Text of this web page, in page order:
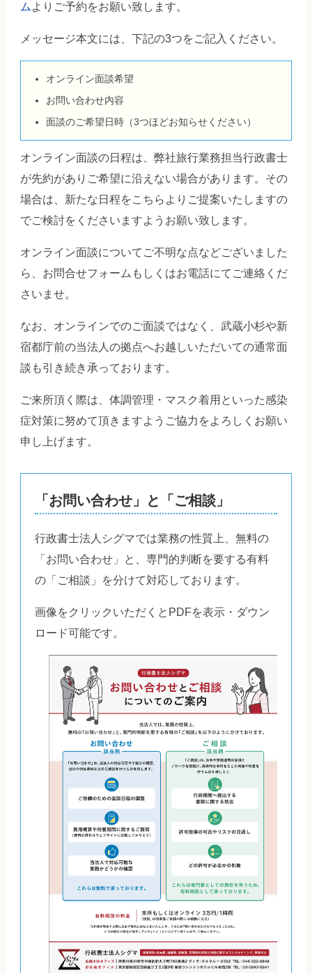
ム よりご予約をお願い致します。
メッセージ本文には、下記の3つをご記入ください。
オンライン面談希望
お問い合わせ内容
面談のご希望日時（3つほどお知らせください）
オンライン面談の日程は、弊社旅行業務担当行政書士
が先約がありご希望に沿えない場合があります。その
場合は、新たな日程をこちらよりご提案いたしますの
でご検討をくださいますようお願い致します。
オンライン面談についてご不明な点などございました
ら、お問合せフォームもしくはお電話にてご連絡くだ
さいませ。
なお、オンラインでのご面談ではなく、武蔵小杉や新
宿都庁前の当法人の拠点へお越しいただいての通常面
談も引き続き承っております。
ご来所頂く際は、体調管理・マスク着用といった感染
症対策に努めて頂きますようご協力をよろしくお願い
申し上げます。
「お問い合わせ」と「ご相談」
行政書士法人シグマでは業務の性質上、無料の
「お問い合わせ」と、専門的判断を要する有料
の「ご相談」を分けて対応しております。
画像をクリックいただくとPDFを表示・ダウン
ロード可能です。